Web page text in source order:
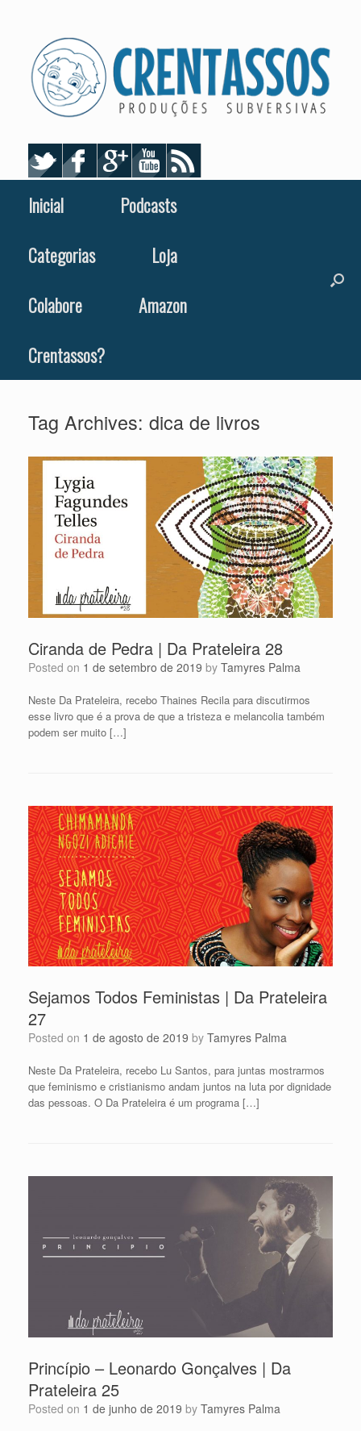
Inicial
Podcasts
Categorias
Loja
Colabore
Amazon
Crentassos?
Tag Archives: dica de livros
Ciranda de Pedra | Da Prateleira 28
Posted on 1 de setembro de 2019 by Tamyres Palma
Neste Da Prateleira, recebo Thaines Recila para discutirmos
esse livro que é a prova de que a tristeza e melancolia também
podem ser muito […]
Sejamos Todos Feministas | Da Prateleira
27
Posted on 1 de agosto de 2019 by Tamyres Palma
Neste Da Prateleira, recebo Lu Santos, para juntas mostrarmos
que feminismo e cristianismo andam juntos na luta por dignidade
das pessoas. O Da Prateleira é um programa […]
Princípio – Leonardo Gonçalves | Da
Prateleira 25
Posted on 1 de junho de 2019 by Tamyres Palma